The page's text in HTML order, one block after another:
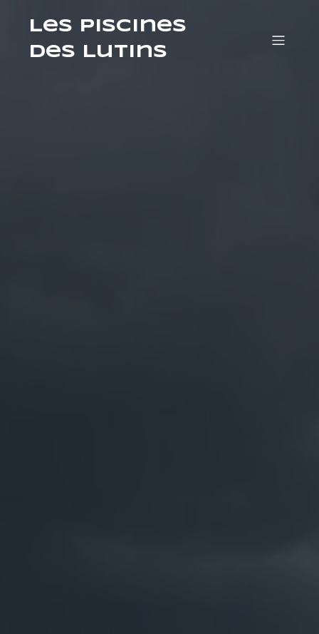
Les Piscines
des Lutins